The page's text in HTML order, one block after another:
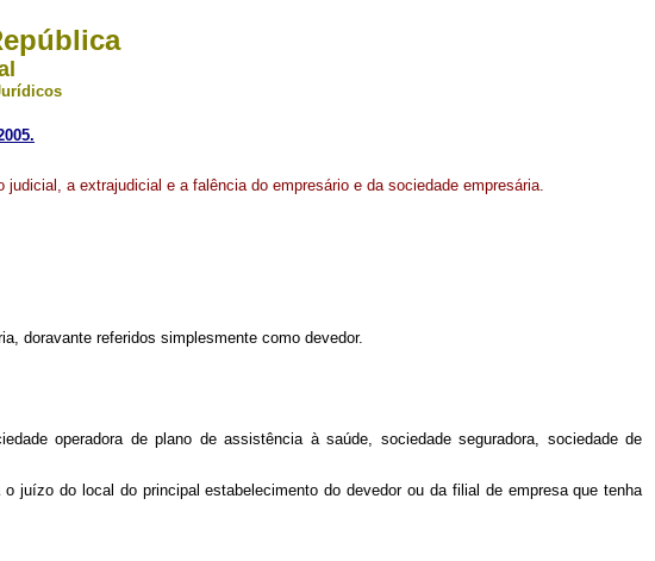
judicial, a extrajudicial e a falência do empresário e da sociedade empresária.
doravante referidos simplesmente como devedor.
operadora de plano de assistência à saúde, sociedade seguradora, sociedade de
juízo do local do principal estabelecimento do devedor ou da filial de empresa que tenha